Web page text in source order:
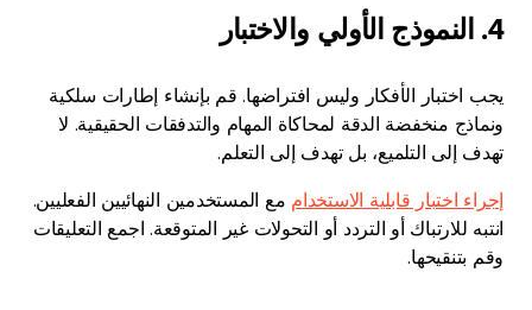
4. النموذج الأولي والاختبار
يجب اختبار الأفكار وليس افتراضها. قم بإنشاء إطارات سلكية
ونماذج منخفضة الدقة لمحاكاة المهام والتدفقات الحقيقية. لا
تهدف إلى التلميع، بل تهدف إلى التعلم.
إجراء اختبار قابلية الاستخدام مع المستخدمين النهائيين الفعليين.
انتبه للارتباك أو التردد أو التحولات غير المتوقعة. اجمع التعليقات
وقم بتنقيحها.